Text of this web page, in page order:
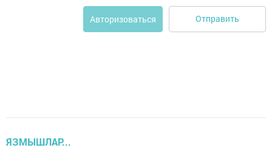
Авторизоваться Отправить
ЯЗМЫШЛАР...